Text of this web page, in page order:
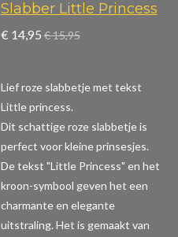
Slabber Little Princess
€ 14,95 € 15,95
Lief roze slabbetje met tekst
Little princess.
Dit schattige roze slabbetje is
perfect voor kleine prinsesjes.
De tekst "Little Princess" en het
kroon-symbool geven het een
charmante en elegante
uitstraling. Het is gemaakt van